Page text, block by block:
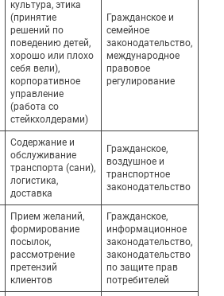
культура, этика
(принятие
решений по
поведению детей,
хорошо или плохо
себя вели),
корпоративное
управление
(работа со
стейкхолдерами)
Гражданское и
семейное
законодательство,
международное
правовое
регулирование
Содержание и
обслуживание
транспорта (сани),
логистика,
доставка
Гражданское,
воздушное и
транспортное
законодательство
Прием желаний,
формирование
посылок,
рассмотрение
претензий
клиентов
Гражданское,
информационное
законодательство,
законодательство
по защите прав
потребителей